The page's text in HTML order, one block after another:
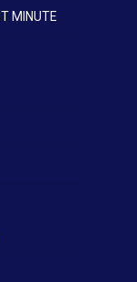
MINUTE